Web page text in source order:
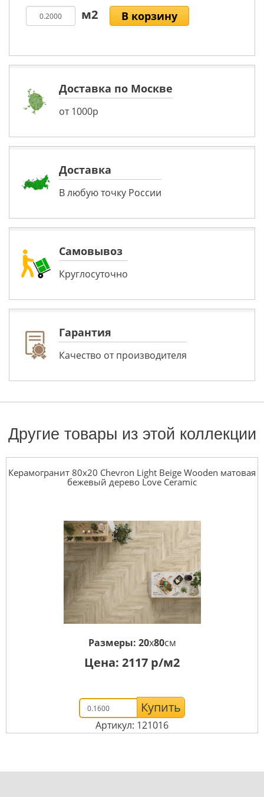
В корзину
Доставка по Москве
от 1000р
Доставка
В любую точку России
Самовывоз
Круглосуточно
Гарантия
Качество от производителя
Другие товары из этой коллекции
Керамогранит 80x20 Chevron Light Beige Wooden матовая
бежевый дерево Love Ceramic
Размеры: 20x80см
Цена: 2117 р/м2
Купить
Артикул: 121016